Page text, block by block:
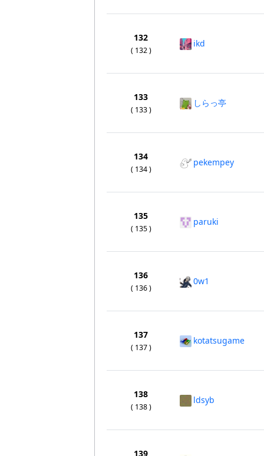
132
( 132 )
ikd
133
( 133 )
しらっ亭
134
( 134 )
pekempey
135
( 135 )
paruki
136
( 136 )
0w1
137
( 137 )
kotatsugame
138
( 138 )
ldsyb
139